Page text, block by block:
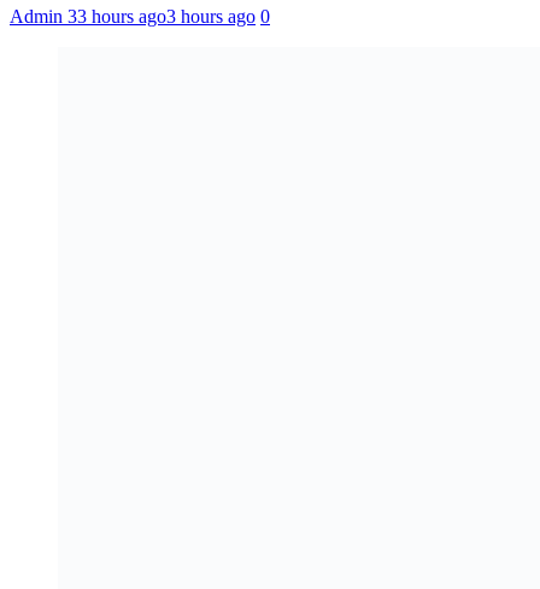
Admin 33 hours ago3 hours ago 0